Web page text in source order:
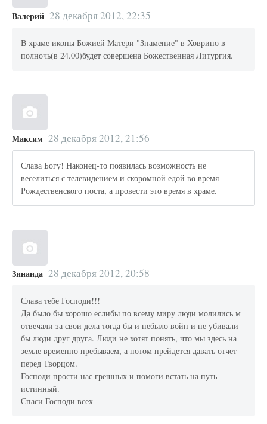
Валерий 28 декабря 2012, 22:35
В храме иконы Божией Матери "Знамение" в Ховрино в
полночь(в 24.00)будет совершена Божественная Литургия.
Максим 28 декабря 2012, 21:56
Слава Богу! Наконец-то появилась возможность не
веселиться с телевидением и скоромной едой во время
Рождественского поста, а провести это время в храме.
Зинаида 28 декабря 2012, 20:58
Слава тебе Господи!!!
Да было бы хорошо еслибы по всему миру люди молились м
отвечали за свои дела тогда бы и небыло войн и не убивали
бы люди друг друга. Люди не хотят понять, что мы здесь на
земле временно пребываем, а потом прейдется давать отчет
перед Творцом.
Господи прости нас грешных и помоги встать на путь
истинный.
Спаси Господи всех